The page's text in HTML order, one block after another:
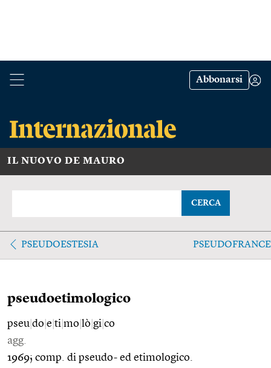
Abbonarsi
IL NUOVO DE MAURO
CERCA
PSEUDOESTESIA
pseudoetimologico
pseu do e ti mo lò gi co
agg.
1969; comp. di pseudo- ed etimologico.